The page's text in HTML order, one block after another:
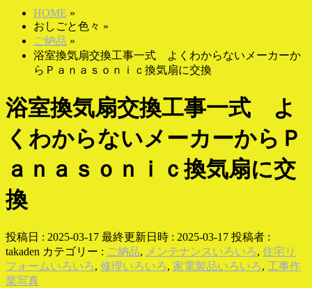
HOME »
おしごと色々 »
ご納品 »
浴室換気扇交換工事一式 よくわからないメーカーか
らＰａｎａｓｏｎｉｃ換気扇に交換
浴室換気扇交換工事一式 よ
くわからないメーカーからＰ
ａｎａｓｏｎｉｃ換気扇に交
換
投稿日 : 2025-03-17 最終更新日時 : 2025-03-17 投稿者 :
takaden カテゴリー : ご納品, メンテナンスいろいろ, 住宅リ
フォームいろいろ, 修理いろいろ, 家電製品いろいろ, 工事作
業写真